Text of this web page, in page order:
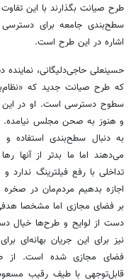
طرح صیانت بگذارند با این
سطح‌بندی جامعه برای دسترسی
اشاره در این طرح است.
حسینعلی حاجی‌دلیگانی،
که طرح صیانت جدید که
سطوح دسترسی است. او در این
و هنوز به صحن مجلس نیامده.
به‌ دنبال سطح‌بندی استفاده
می‌دهند اما ما بدتر از آنها
تداخلی با رفع فیلترینگ ندارد
اجازه بدهیم مردم‌مان در
بر فضای مجازی اما مشخصا
نیز برای این جریان بهانه‌ای
فضای مجازی شده است. از
قابل‌توجهی با طیف رقیب مسعود